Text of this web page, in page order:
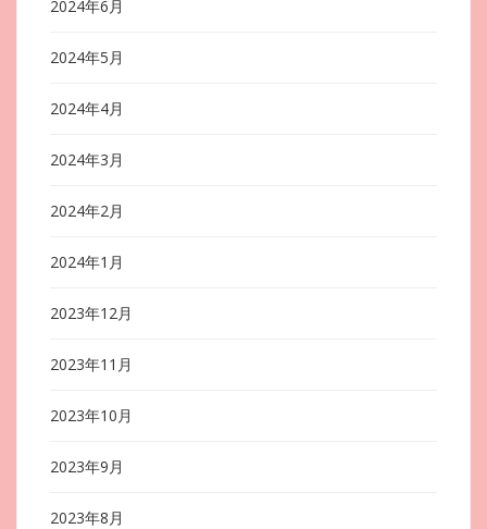
2024年6月
2024年5月
2024年4月
2024年3月
2024年2月
2024年1月
2023年12月
2023年11月
2023年10月
2023年9月
2023年8月